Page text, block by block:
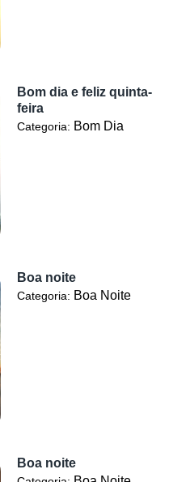
Bom dia e feliz quinta-
feira
Categoria: Bom Dia
Boa noite
Categoria: Boa Noite
Boa noite